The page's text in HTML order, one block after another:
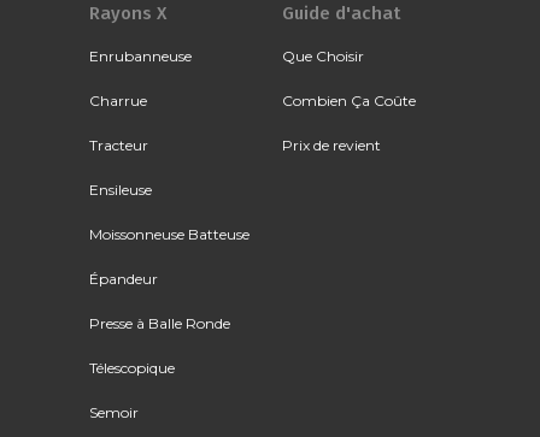
Rayons X
Enrubanneuse
Charrue
Tracteur
Ensileuse
Moissonneuse Batteuse
Épandeur
Presse à Balle Ronde
Télescopique
Semoir
Guide d'achat
Que Choisir
Combien Ça Coûte
Prix de revient